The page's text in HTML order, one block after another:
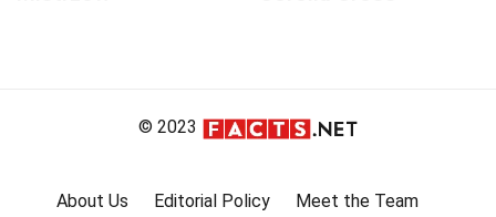
© 2023
About Us Editorial Policy
Meet the Team